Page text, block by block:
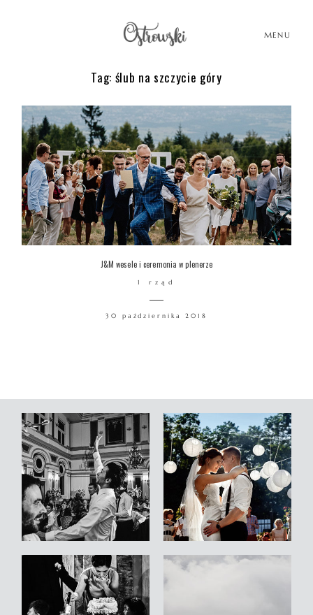
MENU
Tag: ślub na szczycie góry
J&M wesele i ceremonia w plenerze
1 rząd
30 października 2018
HISTORIE
PORTFOLIO
O MNIE
© COPYRIGHT ŁUKASZ OSTROWSKI